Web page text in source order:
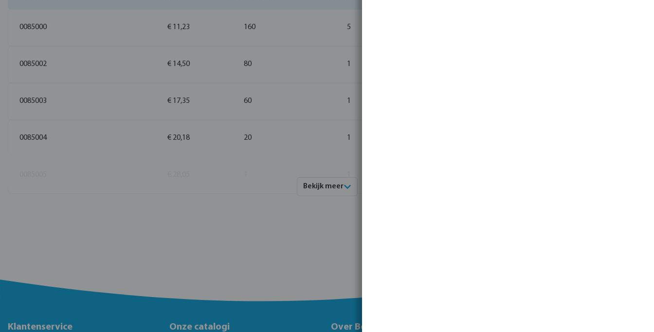
0085000 € 11,23 160 5
0085002 € 14,50 80 1
0085003 € 17,35 60 1
0085004 € 20,18 20 1
Bekijk meer
Klantenservice Onze catalogi Over Bosta